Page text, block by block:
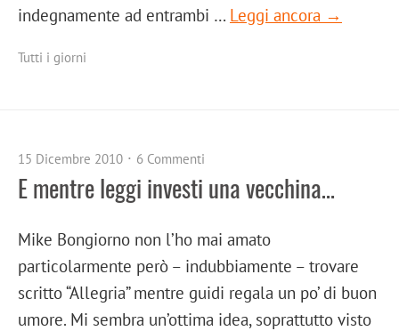
indegnamente ad entrambi … Leggi ancora →
Tutti i giorni
15 Dicembre 2010 6 Commenti
E mentre leggi investi una vecchina…
Mike Bongiorno non l’ho mai amato
particolarmente però – indubbiamente – trovare
scritto “Allegria” mentre guidi regala un po’ di buon
umore. Mi sembra un’ottima idea, soprattutto visto